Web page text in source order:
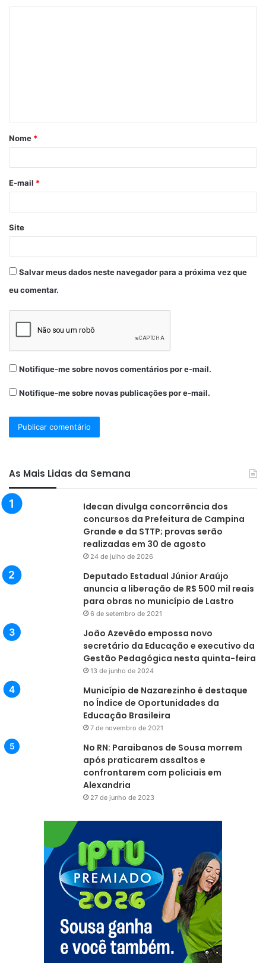
Nome *
E-mail *
Site
Salvar meus dados neste navegador para a próxima vez que
eu comentar.
Notifique-me sobre novos comentários por e-mail.
Notifique-me sobre novas publicações por e-mail.
As Mais Lidas da Semana
Idecan divulga concorrência dos
concursos da Prefeitura de Campina
Grande e da STTP; provas serão
realizadas em 30 de agosto
24 de julho de 2026
Deputado Estadual Júnior Araújo
anuncia a liberação de R$ 500 mil reais
para obras no município de Lastro
6 de setembro de 2021
João Azevêdo empossa novo
secretário da Educação e executivo da
Gestão Pedagógica nesta quinta-feira
13 de junho de 2024
Município de Nazarezinho é destaque
no Índice de Oportunidades da
Educação Brasileira
7 de novembro de 2021
No RN: Paraibanos de Sousa morrem
após praticarem assaltos e
confrontarem com policiais em
Alexandria
27 de junho de 2023